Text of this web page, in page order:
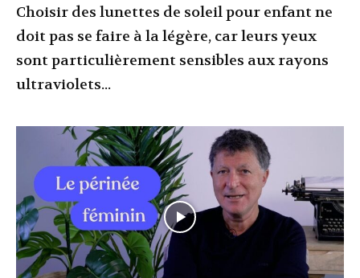
Choisir des lunettes de soleil pour enfant ne
doit pas se faire à la légère, car leurs yeux
sont particulièrement sensibles aux rayons
ultraviolets...